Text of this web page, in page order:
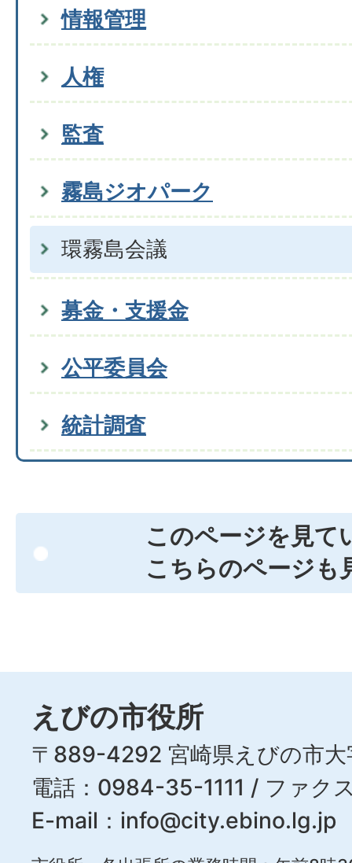
情報管理
人権
監査
霧島ジオパーク
環霧島会議
募金・支援金
公平委員会
統計調査
このページを見て
こちらのページも
えびの市役所
〒889-4292 宮崎県えびの市大
電話：0984-35-1111 / ファ
E-mail： info@city.ebino.lg.jp